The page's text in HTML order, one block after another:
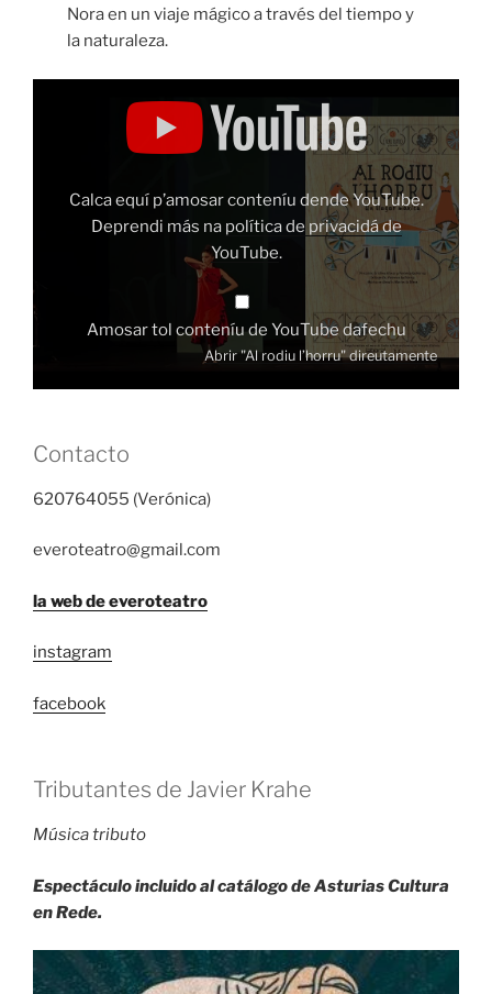
Nora en un viaje mágico a través del tiempo y
la naturaleza.
Amosar
Calca equí p’amosar conteníu dende YouTube.
Deprendi más na política de privacidá de
YouTube.
Amosar tol conteníu de YouTube dafechu
Abrir "Al rodiu l’horru" direutamente
Contacto
620764055 (Verónica)
everoteatro@gmail.com
la web de everoteatro
instagram
facebook
Tributantes de Javier Krahe
Músicatributo
Espectáculo incluido al catálogo de Asturias Cultura
en Rede.